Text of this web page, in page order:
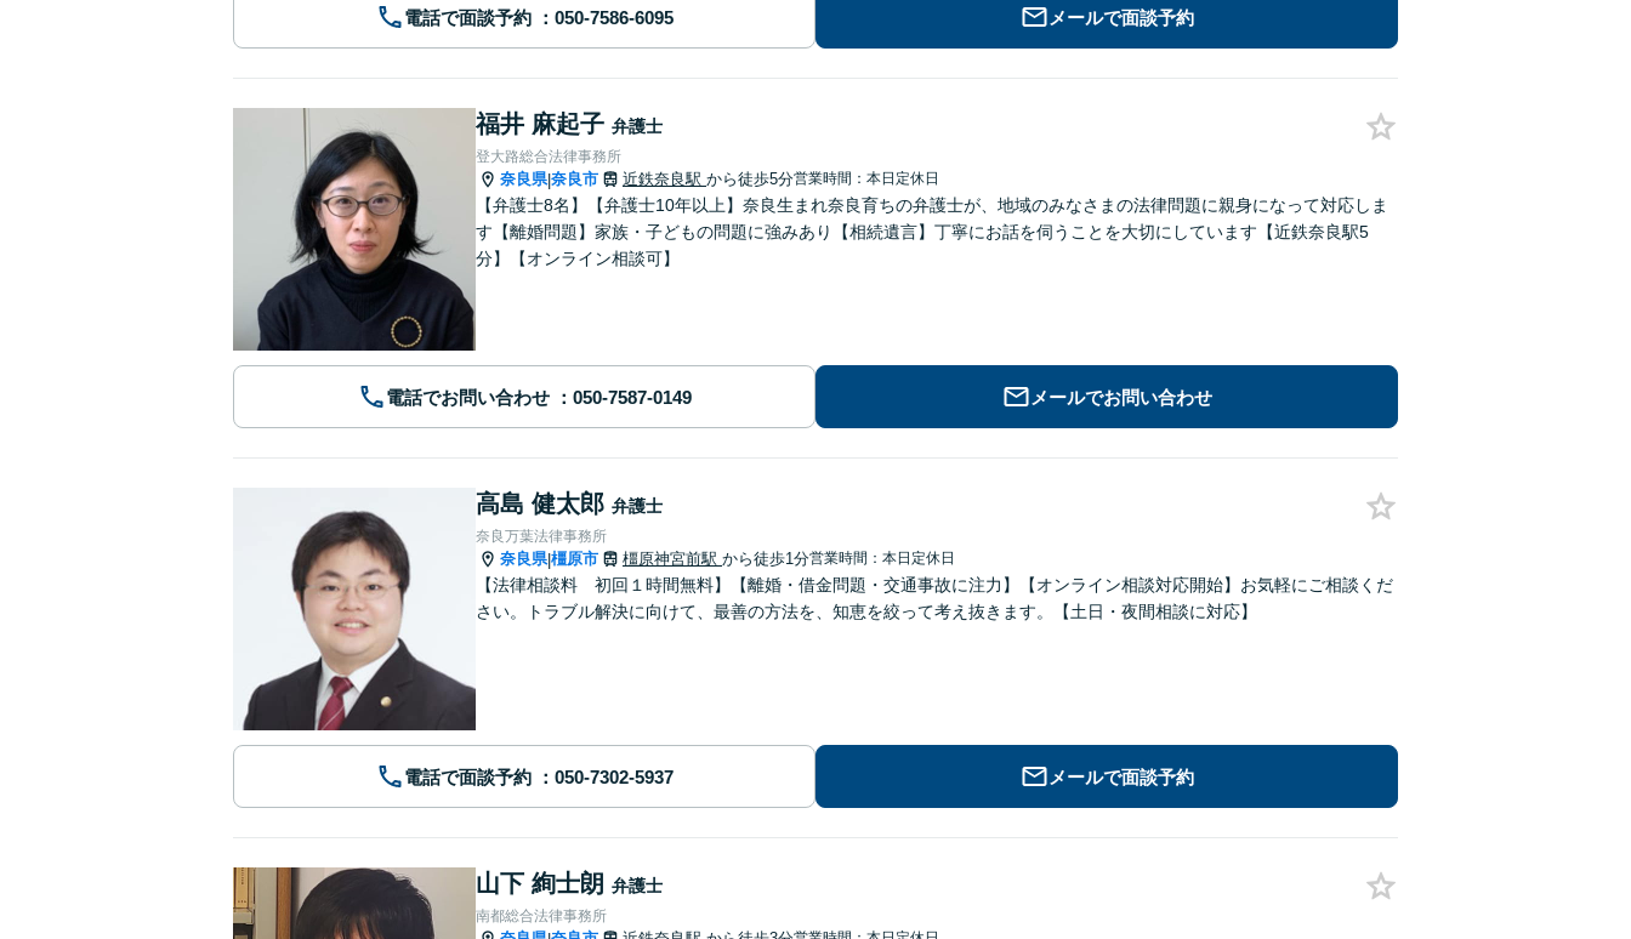
電話で面談予約 メールで面談予約
福井 麻起子 弁護士
登大路総合法律事務所
奈良県|奈良市 近鉄奈良駅 から徒歩5分営業時間：本日定休日
【弁護士8名】【弁護士10年以上】奈良生まれ奈良育ちの弁護士が、地域のみなさまの法律問題に親身になって対応しま
す【離婚問題】家族・子どもの問題に強みあり【相続遺言】丁寧にお話を伺うことを大切にしています【近鉄奈良駅5
分】【オンライン相談可】
電話でお問い合わせ メールでお問い合わせ
高島 健太郎 弁護士
奈良万葉法律事務所
奈良県|橿原市 橿原神宮前駅 から徒歩1分営業時間：本日定休日
【法律相談料 初回１時間無料】【離婚・借金問題・交通事故に注力】【オンライン相談対応開始】お気軽にご相談くだ
さい。トラブル解決に向けて、最善の方法を、知恵を絞って考え抜きます。【土日・夜間相談に対応】
電話で面談予約 メールで面談予約
山下 絢士朗 弁護士
南都総合法律事務所